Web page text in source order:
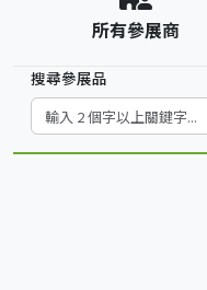
所有參展商
搜尋參展品